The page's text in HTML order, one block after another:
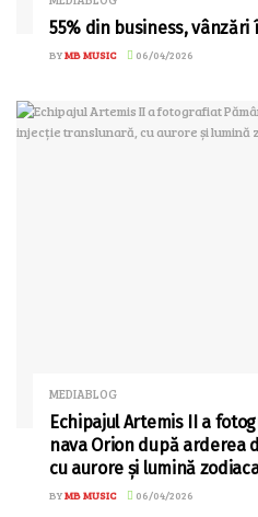
55% din business, vânzări
BYMB MUSIC 06/04/2026
MEDIABLOG
Echipajul Artemis II a
nava Orion după arderea
cu aurore și lumină
BYMB MUSIC 06/04/2026